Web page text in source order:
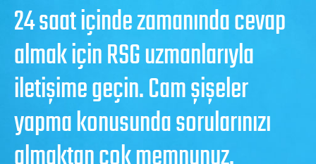
24 saat içinde zamanında cevap
almak için RSG uzmanlarıyla
iletişime geçin. Cam şişeler
yapma konusunda sorularınızı